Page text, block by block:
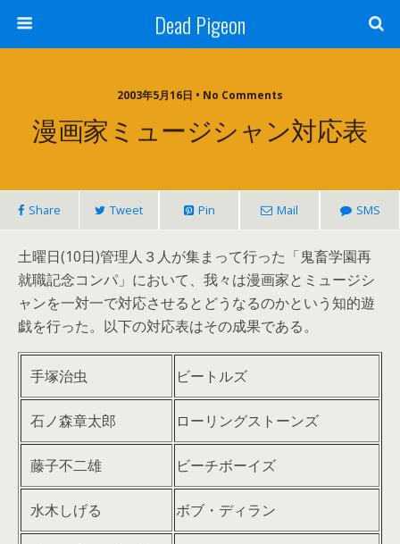
Dead Pigeon
2003年5月16日 • No Comments
漫画家ミュージシャン対応表
Share Tweet Pin Mail SMS
土曜日(10日)管理人３人が集まって行った「鬼畜学園再
就職記念コンパ」において、我々は漫画家とミュージシ
ャンを一対一で対応させるとどうなるのかという知的遊
戯を行った。以下の対応表はその成果である。
手塚治虫 ビートルズ
石ノ森章太郎 ローリングストーンズ
藤子不二雄 ビーチボーイズ
水木しげる ボブ・ディラン